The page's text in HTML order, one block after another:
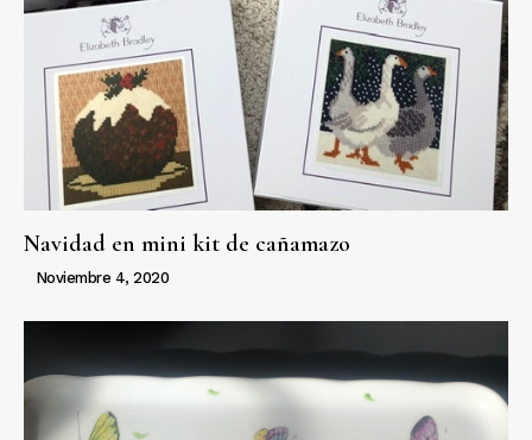
Navidad en mini kit de cañamazo
Noviembre 4, 2020